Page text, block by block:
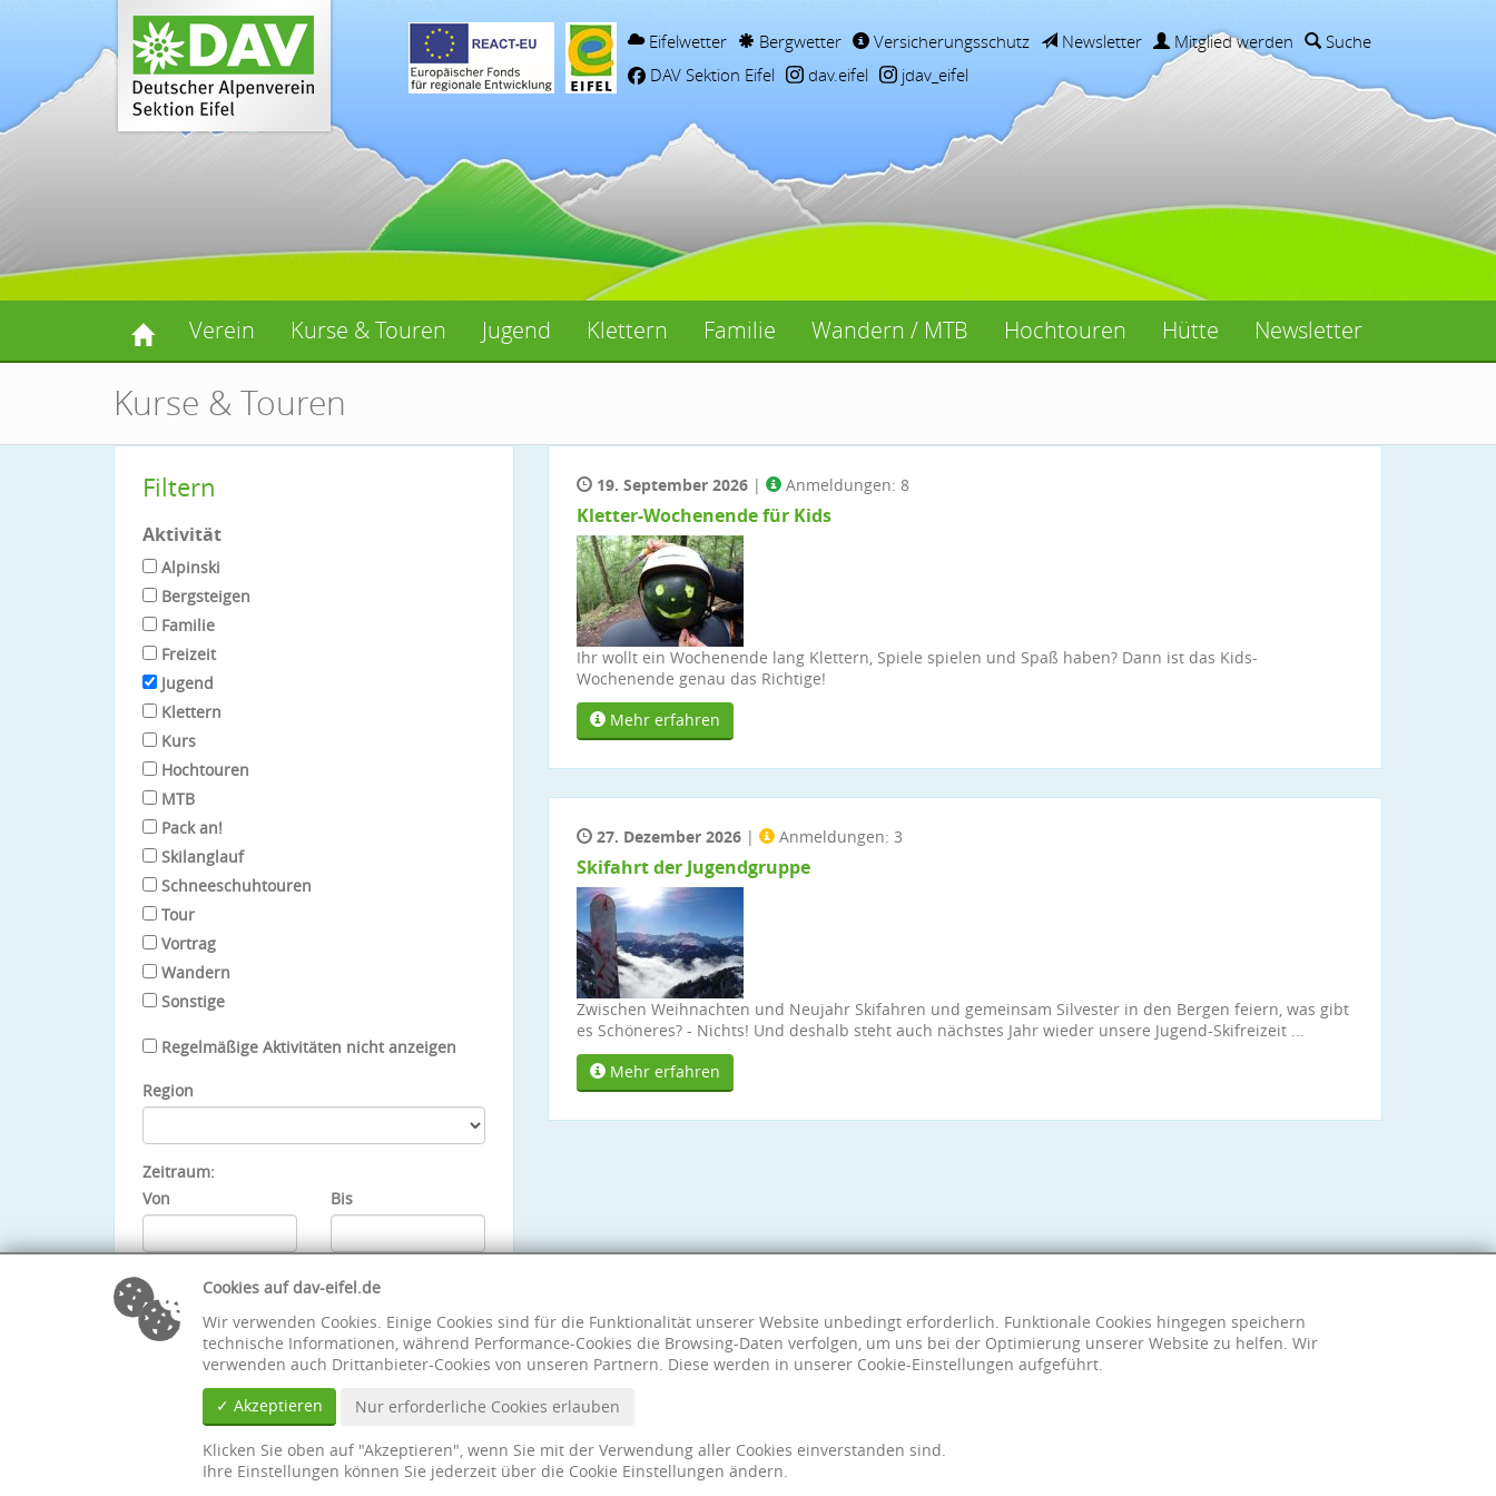
Eifelwetter Bergwetter Versicherungsschutz Newsletter Mitglied werden
Suche
DAV Sektion Eifel
dav.eifel jdav_eifel
Verein Kurse & Touren Jugend Klettern Familie Wandern / MTB Hochtouren Hütte Newsletter
Kurse & Touren
Filtern
Aktivität
Alpinski
Bergsteigen
Familie
Freizeit
Jugend
Klettern
Kurs
Hochtouren
MTB
Pack an!
Skilanglauf
Schneeschuhtouren
Tour
Vortrag
Wandern
Sonstige
Regelmäßige Aktivitäten nicht anzeigen
Region
Zeitraum:
Von
Bis
19. September 2026 | Anmeldungen: 8
Kletter-Wochenende für Kids
Ihr wollt ein Wochenende lang Klettern, Spiele spielen und Spaß haben? Dann ist das Kids-
Wochenende genau das Richtige!
Mehr erfahren
27. Dezember 2026 | Anmeldungen: 3
Skifahrt der Jugendgruppe
Zwischen Weihnachten und Neujahr Skifahren und gemeinsam Silvester in den Bergen feiern, was gibt
es Schöneres? - Nichts! Und deshalb steht auch nächstes Jahr wieder unsere Jugend-Skifreizeit ...
Mehr erfahren
Cookies auf dav-eifel.de
Wir verwenden Cookies. Einige Cookies sind für die Funktionalität unserer Website unbedingt erforderlich. Funktionale Cookies hingegen speichern
technische Informationen, während Performance-Cookies die Browsing-Daten verfolgen, um uns bei der Optimierung unserer Website zu helfen. Wir
verwenden auch Drittanbieter-Cookies von unseren Partnern. Diese werden in unserer Cookie-Einstellungen aufgeführt.
✓ Akzeptieren
Nur erforderliche Cookies erlauben
Klicken Sie oben auf "Akzeptieren", wenn Sie mit der Verwendung aller Cookies einverstanden sind.
Ihre Einstellungen können Sie jederzeit über die Cookie Einstellungen ändern.